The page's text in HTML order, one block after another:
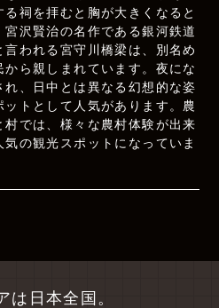
祠を拝むと胸が大きくなると
沢賢治の名作である銀河鉄道
われる宮守川橋梁は、別名め
ら親しまれています。夜にな
、日中とは異なる幻想的な姿
トとして人気があります。農
では、様々な農村体験が出来
の観光スポットになっていま
は日本全国。